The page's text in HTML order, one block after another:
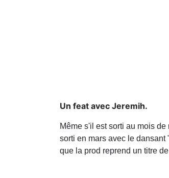
Un feat avec Jeremih.
Même s'il est sorti au mois
sorti en mars avec le dansant
que la prod reprend un titre